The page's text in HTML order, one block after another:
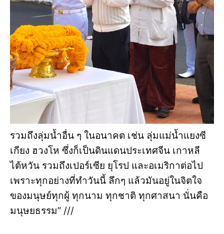
รวมถึงลุ่มน้ำอื่น ๆ ในอนาคต เช่น ลุ่มแม่น้ำแยงซี
เกียง ฮวงโห ซึ่งก็เป็นดินแดนประเทศจีน เกาหลี
ไต้หวัน รวมถึงเปอร์เซีย ยุโรป และอเมริกาต่อไป
เพราะทุกอย่างที่ทำวันนี้ ลึกๆ แล้วมันอยู่ในจิตใจ
ของมนุษย์ทุกผู้ ทุกนาม ทุกชาติ ทุกศาสนา นั่นคือ
มนุษยธรรม” ///